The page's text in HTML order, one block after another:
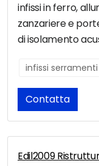
infissi in ferro,
zanzariere e
di isolamento
infissi serramenti
Contatta
Edil2009